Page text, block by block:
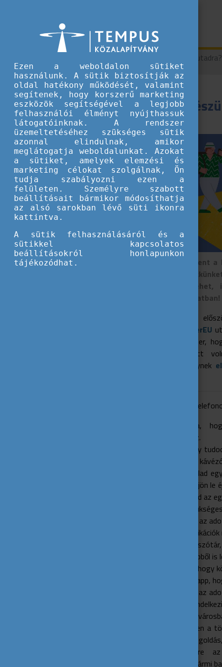
Hogyan készülj a külföldi
2024.08.13.
Tippek és ötletek
fiataloknak
Fiataloknak
Hogyan
Bepakoltál már mindent
kedvéért nézd át
amire szükséged
eszközeiddel kapcsolatban!
Nagy lépés életedben
DiscoverEU
utólag jön rá az ember,
valamire, ami jól jött
cikksorozatunkat, melynek
Nézzük is, mik azok a
Gondoskodj róla,
megörökítéséhez.
Nézz utána, hogy
ne kelljen random
Mindig legyen nálad
hogy az se merüljön
is, hátha elhagyod az
Nézz utána,
tölteni tudd őket az
A következő
Valamilyen
GPS app, ebből
Mobilbank,
Pénzváltó app,
Nézd meg, az
főváros
Ha nem
adott helyen a
olcsóbb
Mentsd el előre
elérhetőségeit. Bármi
Ezen a weboldalon sütiket
használunk. A sütik biztosítják az
oldal hatékony működését, valamint
segítenek, hogy korszerű marketing
eszközök segítségével a legjobb
felhasználói élményt nyújthassuk
látogatóinknak. A rendszer
üzemeltetéséhez szükséges sütik
azonnal elindulnak, amikor
meglátogatja weboldalunkat. Azokat
a sütiket, amelyek elemzési és
marketing célokat szolgálnak, Ön
tudja szabályozni ezen a
felületen. Személyre szabott
beállításait bármikor módosíthatja
az alsó sarokban lévő süti ikonra
kattintva.
A sütik felhasználásáról és a
sütikkel kapcsolatos
beállításokról honlapunkon
tájékozódhat.